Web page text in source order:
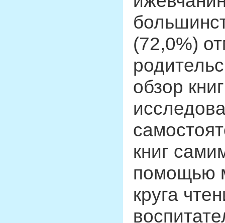
(72,0%)
обзор
книг
помощью
круга